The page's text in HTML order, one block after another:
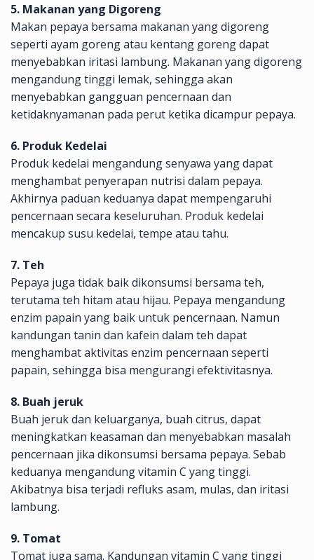
5. Makanan yang Digoreng
Makan pepaya bersama makanan yang digoreng
seperti ayam goreng atau kentang goreng dapat
menyebabkan iritasi lambung. Makanan yang digoreng
mengandung tinggi lemak, sehingga akan
menyebabkan gangguan pencernaan dan
ketidaknyamanan pada perut ketika dicampur pepaya.
6. Produk Kedelai
Produk kedelai mengandung senyawa yang dapat
menghambat penyerapan nutrisi dalam pepaya.
Akhirnya paduan keduanya dapat mempengaruhi
pencernaan secara keseluruhan. Produk kedelai
mencakup susu kedelai, tempe atau tahu.
7. Teh
Pepaya juga tidak baik dikonsumsi bersama teh,
terutama teh hitam atau hijau. Pepaya mengandung
enzim papain yang baik untuk pencernaan. Namun
kandungan tanin dan kafein dalam teh dapat
menghambat aktivitas enzim pencernaan seperti
papain, sehingga bisa mengurangi efektivitasnya.
8. Buah jeruk
Buah jeruk dan keluarganya, buah citrus, dapat
meningkatkan keasaman dan menyebabkan masalah
pencernaan jika dikonsumsi bersama pepaya. Sebab
keduanya mengandung vitamin C yang tinggi.
Akibatnya bisa terjadi refluks asam, mulas, dan iritasi
lambung.
9. Tomat
Tomat juga sama. Kandungan vitamin C yang tinggi